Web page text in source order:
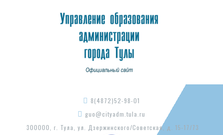
8(4872)52-98-01
guo@cityadm.tula.ru
300000, г. Тула, ул. Дзержинского/Советская, д. 15-17/73